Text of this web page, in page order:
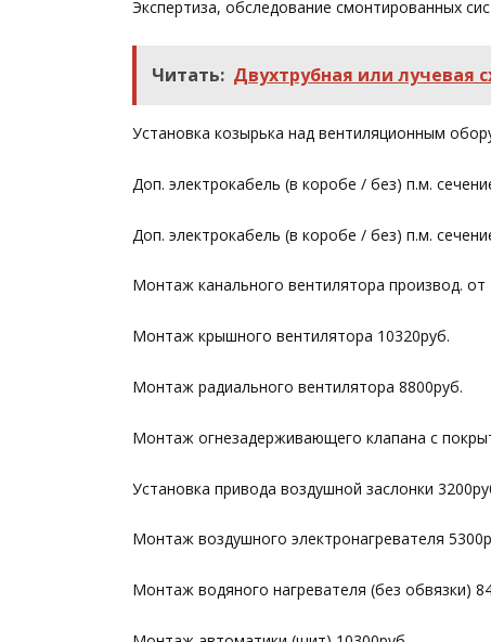
Экспертиза, обследование смонтированных
Читать: Двухтрубная или лучевая
Установка козырька над вентиляционным
Доп. электрокабель (в коробе / без) п.м.
Доп. электрокабель (в коробе / без) п.м.
Монтаж канального вентилятора производ. от
Монтаж крышного вентилятора 10320руб.
Монтаж радиального вентилятора 8800руб.
Монтаж огнезадерживающего клапана с
Установка привода воздушной заслонки
Монтаж воздушного электронагревателя
Монтаж водяного нагревателя (без обвязки)